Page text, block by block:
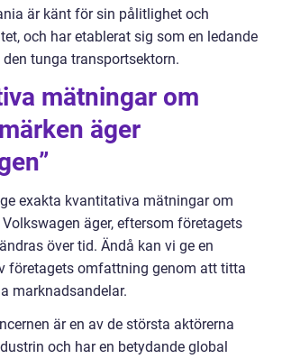
är känt för sin pålitlighet och
och har etablerat sig som en ledande
tunga transportsektorn.
mätningar om
äger
exakta kvantitativa mätningar om
äger, eftersom företagets
över tid. Ändå kan vi ge en
företagets omfattning genom att titta
marknadsandelar.
är en av de största aktörerna
och har en betydande global